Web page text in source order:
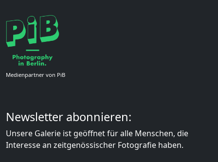
Medienpartner von PiB
Newsletter abonnieren:
Unsere Galerie ist geöffnet für alle Menschen, die
Interesse an zeitgenössischer Fotografie haben.